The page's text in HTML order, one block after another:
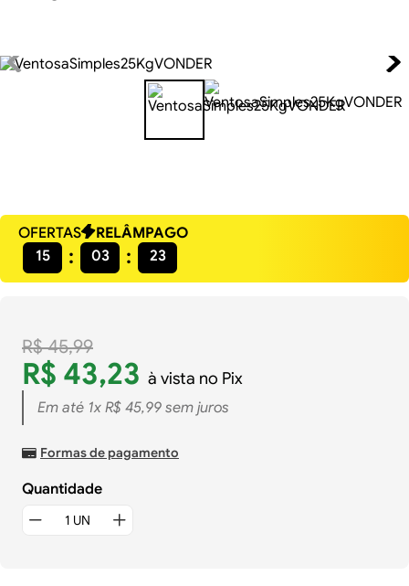
OFERTAS
RELÂMPAGO
15
03 23
R$ 45,99
R$ 43,23 à vista no Pix
Em até 1x R$ 45,99sem juros
Formas de pagamento
Quantidade